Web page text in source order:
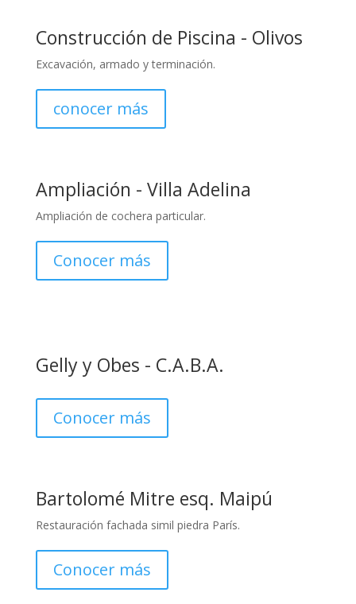
Construcción de Piscina - Olivos
Excavación, armado y terminación.
conocer más
Ampliación - Villa Adelina
Ampliación de cochera particular.
Conocer más
Gelly y Obes - C.A.B.A.
Conocer más
Bartolomé Mitre esq. Maipú
Restauración fachada simil piedra París.
Conocer más